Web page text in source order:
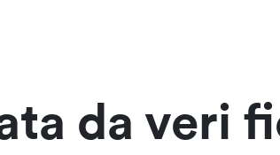
da veri